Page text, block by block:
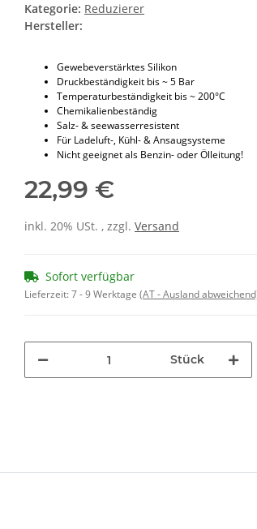
Kategorie: Reduzierer
Hersteller:
Gewebeverstärktes Silikon
Druckbeständigkeit bis ~ 5 Bar
Temperaturbeständigkeit bis ~ 200°C
Chemikalienbeständig
Salz- & seewasserresistent
Für Ladeluft-, Kühl- & Ansaugsysteme
Nicht geeignet als Benzin- oder Ölleitung!
22,99 €
inkl. 20% USt. , zzgl. Versand
Sofort verfügbar
Lieferzeit:7 - 9 Werktage (AT - Ausland
Stück